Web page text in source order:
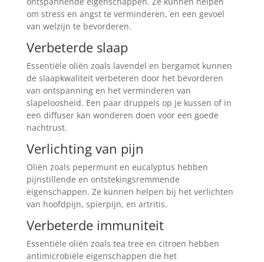
om stress en angst te verminderen, en een gevoel
van welzijn te bevorderen.
Verbeterde slaap
Essentiële oliën zoals lavendel en bergamot kunnen
de slaapkwaliteit verbeteren door het bevorderen
van ontspanning en het verminderen van
slapeloosheid. Een paar druppels op je kussen of in
een diffuser kan wonderen doen voor een goede
nachtrust.
Verlichting van pijn
Oliën zoals pepermunt en eucalyptus hebben
pijnstillende en ontstekingsremmende
eigenschappen. Ze kunnen helpen bij het verlichten
van hoofdpijn, spierpijn, en artritis.
Verbeterde immuniteit
Essentiële oliën zoals tea tree en citroen hebben
antimicrobiële eigenschappen die het